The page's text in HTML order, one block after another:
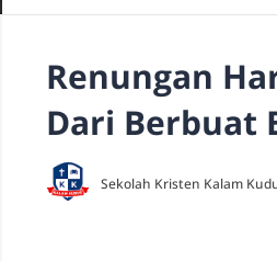
Renungan
Dari Berbuat
Sekolah Kristen Kalam